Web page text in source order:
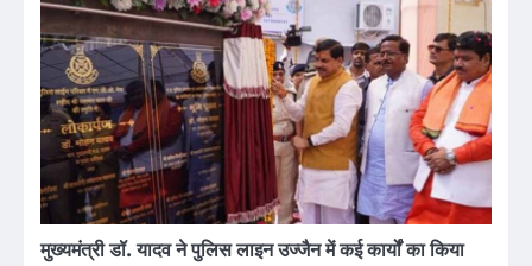
मुख्यमंत्री डॉ. यादव ने पुलिस लाइन उज्जैन में कई कार्यों का किया